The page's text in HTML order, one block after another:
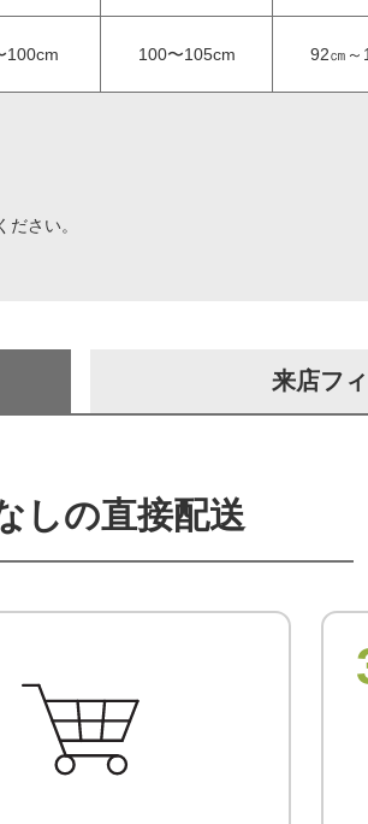
100cm 100〜105cm 92㎝～
さい。
来店フ
しの直接配送